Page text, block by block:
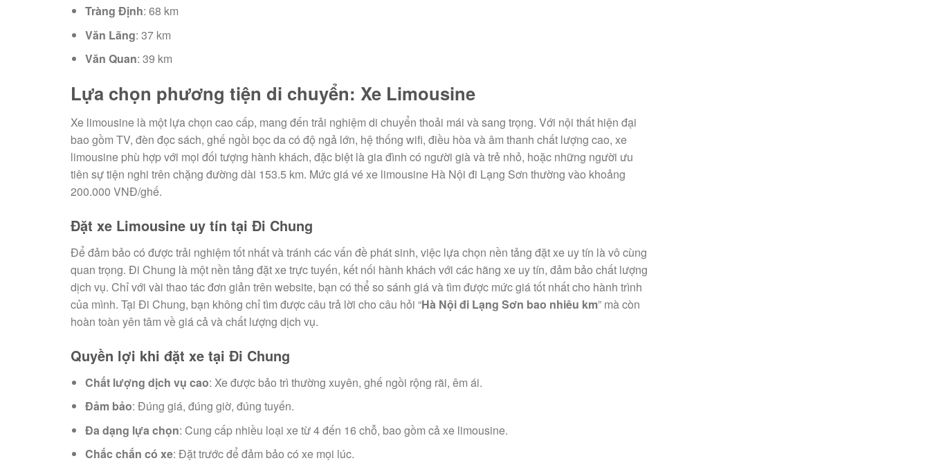
Tràng Định: 68 km
Văn Lãng: 37 km
Văn Quan: 39 km
Lựa chọn phương tiện di chuyển: Xe Limousine
Xe limousine là một lựa chọn cao cấp, mang đến trải nghiệm di chuyển thoải mái và sang trọng. Với nội thất hiện đại
bao gồm TV, đèn đọc sách, ghế ngồi bọc da có độ ngả lớn, hệ thống wifi, điều hòa và âm thanh chất lượng cao, xe
limousine phù hợp với mọi đối tượng hành khách, đặc biệt là gia đình có người già và trẻ nhỏ, hoặc những người ưu
tiên sự tiện nghi trên chặng đường dài 153.5 km. Mức giá vé xe limousine Hà Nội đi Lạng Sơn thường vào khoảng
200.000 VNĐ/ghế.
Đặt xe Limousine uy tín tại Đi Chung
Để đảm bảo có được trải nghiệm tốt nhất và tránh các vấn đề phát sinh, việc lựa chọn nền tảng đặt xe uy tín là vô cùng
quan trọng. Đi Chung là một nền tảng đặt xe trực tuyến, kết nối hành khách với các hãng xe uy tín, đảm bảo chất lượng
dịch vụ. Chỉ với vài thao tác đơn giản trên website, bạn có thể so sánh giá và tìm được mức giá tốt nhất cho hành trình
của mình. Tại Đi Chung, bạn không chỉ tìm được câu trả lời cho câu hỏi “Hà Nội đi Lạng Sơn bao nhiêu km” mà còn
hoàn toàn yên tâm về giá cả và chất lượng dịch vụ.
Quyền lợi khi đặt xe tại Đi Chung
Chất lượng dịch vụ cao: Xe được bảo trì thường xuyên, ghế ngồi rộng rãi, êm ái.
Đảm bảo: Đúng giá, đúng giờ, đúng tuyến.
Đa dạng lựa chọn: Cung cấp nhiều loại xe từ 4 đến 16 chỗ, bao gồm cả xe limousine.
Chắc chắn có xe: Đặt trước để đảm bảo có xe mọi lúc.